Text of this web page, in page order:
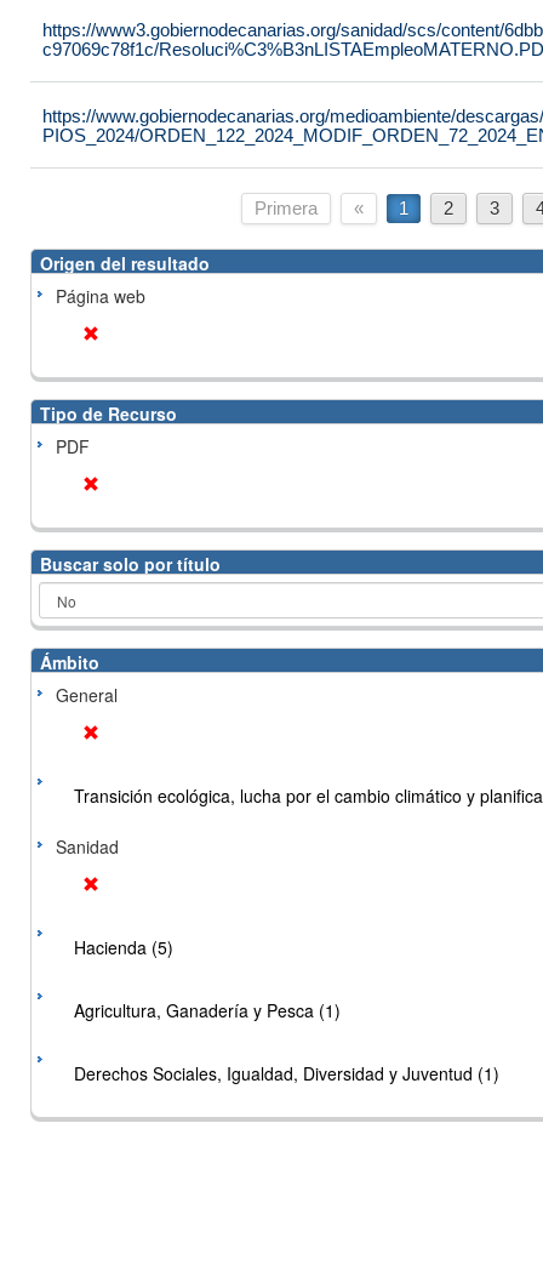
https://www3.gobiernodecanarias.org/sanidad/scs/content/
c97069c78f1c/
https://www.gobiernodecanarias.org/medioambiente/
PIOS_2024/
Primera « 1 2 3
Origen del resultado
Página web
Tipo de Recurso
PDF
Buscar solo por título
Ámbito
General
Transición ecológica, lucha por el cambio climático y
Sanidad
Hacienda (5)
Agricultura, Ganadería y Pesca (1)
Derechos Sociales, Igualdad, Diversidad y Juventud (1)